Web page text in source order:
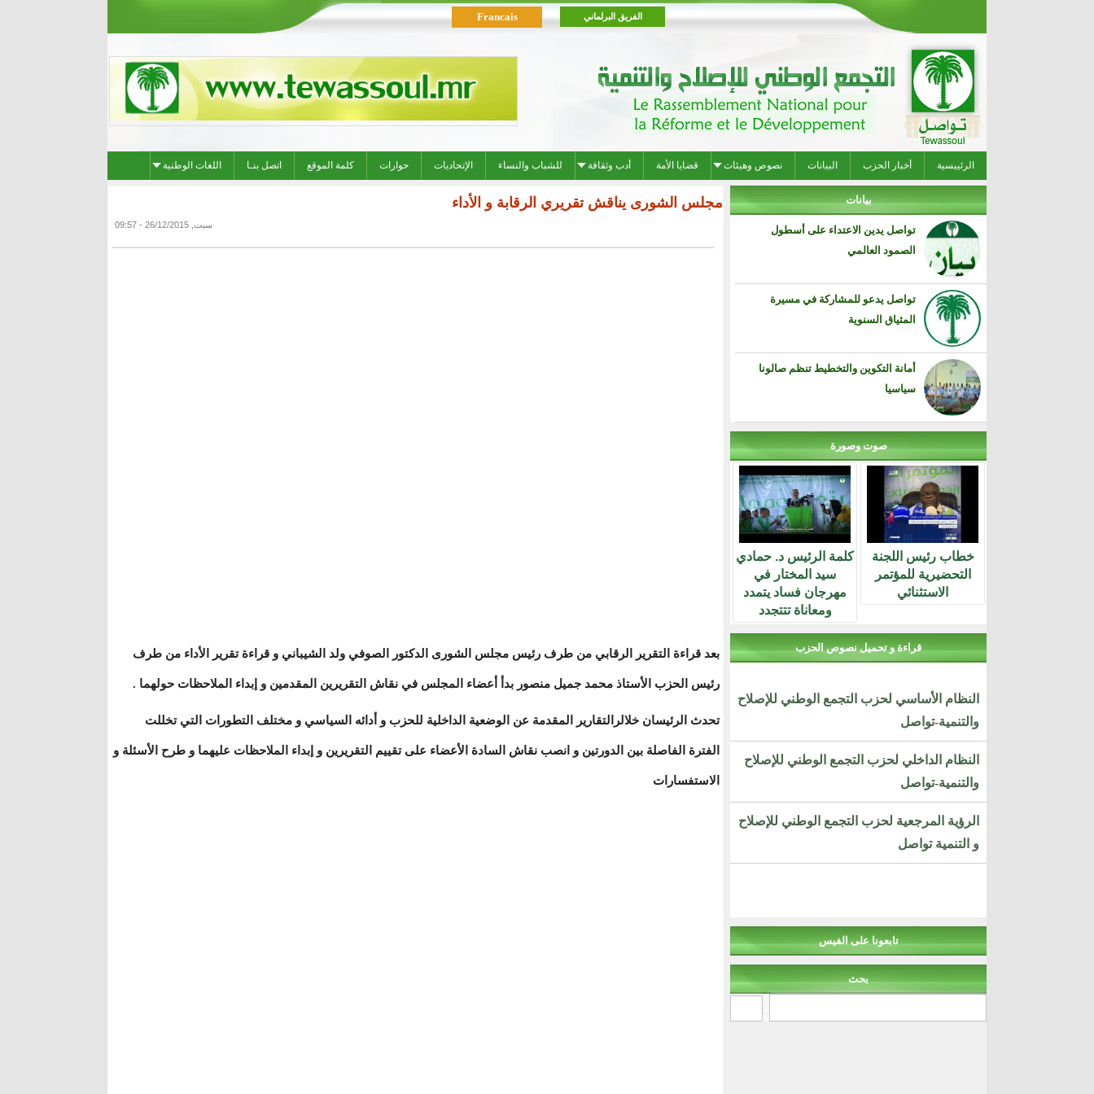
الفريق البرلماني Francais
الرئييسية أخبار الحزب البيانات نصوص وهيئات قضايا الأمة أدب وثقافة للشباب والنساء الإتحاديات حوارات كلمة الموقع اتصل بنـا اللغات الوطنية
مجلس الشورى يناقش تقريري الرقابة و الأداء
سبت, 26/12/2015 - 09:57
بعد قراءة التقرير الرقابي من طرف رئيس مجلس الشورى الدكتور الصوفي ولد الشيباني و قراءة تقرير الأداء من طرف
رئيس الحزب الأستاذ محمد جميل منصور بدأ أعضاء المجلس في نقاش التقريرين المقدمين و إبداء الملاحظات حولهما .
تحدث الرئيسان خلالرالتقارير المقدمة عن الوضعية الداخلية للحزب و أدائه السياسي و مختلف التطورات التي تخللت
الفترة الفاصلة بين الدورتين و انصب نقاش السادة الأعضاء على تقييم التقريرين و إبداء الملاحظات عليهما و طرح الأسئلة و
الاستفسارات
بيانات
تواصل يدين الاعتداء على أسطول
الصمود العالمي
تواصل يدعو للمشاركة في مسيرة
المثياق السنوية
أمانة التكوين والتخطيط تنظم صالونا
سياسيا
صوت وصورة
خطاب رئيس اللجنة
التحضيرية للمؤتمر
الاستثنائي
كلمة الرئيس د. حمادي
سيد المختار في
مهرجان فساد يتمدد
ومعاناة تتتجدد
قراءة و تحميل نصوص الحزب
النظام الأساسي لحزب التجمع الوطني للإصلاح
والتنمية-تواصل
النظام الداخلي لحزب التجمع الوطني للإصلاح
والتنمية-تواصل
الرؤية المرجعية لحزب التجمع الوطني للإصلاح
و التنمية تواصل
تابعونا على الفيس
بحث